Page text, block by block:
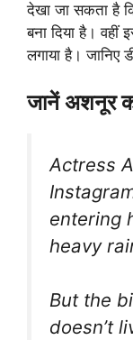
देखा जा सकता है
बना दिया है। वहीं
लगाया है। जानिए
जानें अशनूर
Actress
entering
heavy
But the
doesn’t